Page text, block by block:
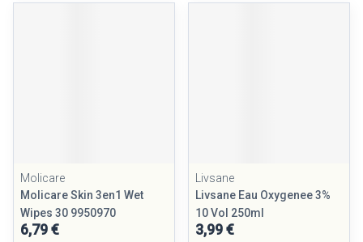
Molicare
Molicare Skin 3en1 Wet
Wipes 30 9950970
6,79 €
Livsane
Livsane Eau Oxygenee 3%
10 Vol 250ml
3,99 €